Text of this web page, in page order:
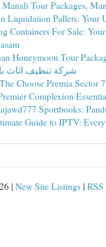
Tour Packages,
Liquidation Pallets: Your
Containers For Sale:
Honeymoon Tour
شركة تنظيف اثاث
Choose Premia Sector
Complexion
Sportbooks:
Guide to IPTV:
| New Site Listings | RSS